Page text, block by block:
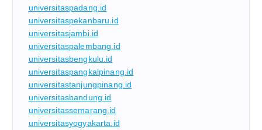
universitaspadang.id
universitaspekanbaru.id
universitasjambi.id
universitaspalembang.id
universitasbengkulu.id
universitaspangkalpinang.id
universitastanjungpinang.id
universitasbandung.id
universitassemarang.id
universitasyogyakarta.id